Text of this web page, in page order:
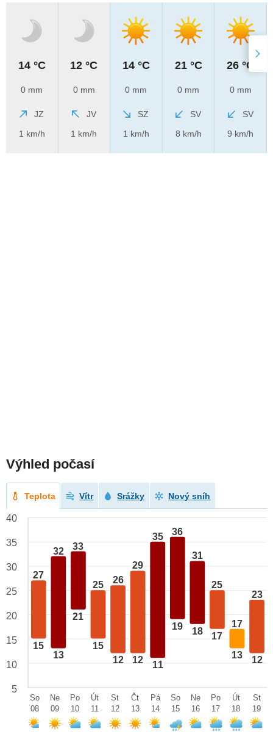
14 °C
0 mm
JZ
1 km/h
12 °C
0 mm
JV
1 km/h
14 °C
0 mm
SZ
1 km/h
21 °C
0 mm
SV
8 km/h
26 °C
0 mm
SV
9 km/h
Výhled počasí
Teplota Vítr Srážky Nový sníh
27
15
32
13
33
21
25
15
26
12
29
12
35
11
36
19
31
18
25
17
17
13
23
12
40
35
30
25
20
15
10
5
So
08
Ne
09
Po
10
Út
11
St
12
Čt
13
Pá
14
So
15
Ne
16
Po
17
Út
18
St
19